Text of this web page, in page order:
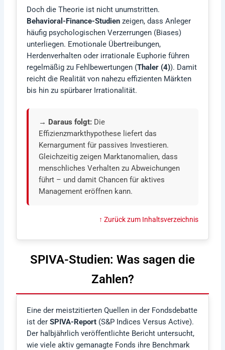
Doch die Theorie ist nicht unumstritten.
Behavioral-Finance-Studien zeigen, dass Anleger
häufig psychologischen Verzerrungen (Biases)
unterliegen. Emotionale Übertreibungen,
Herdenverhalten oder irrationale Euphorie führen
regelmäßig zu Fehlbewertungen (Thaler (4)). Damit
reicht die Realität von nahezu effizienten Märkten
bis hin zu spürbarer Irrationalität.
→ Daraus folgt: Die
Effizienzmarkthypothese liefert das
Kernargument für passives Investieren.
Gleichzeitig zeigen Marktanomalien, dass
menschliches Verhalten zu Abweichungen
führt – und damit Chancen für aktives
Management eröffnen kann.
↑ Zurück zum Inhaltsverzeichnis
SPIVA-Studien: Was sagen die
Zahlen?
Eine der meistzitierten Quellen in der Fondsdebatte
ist derSPIVA-Report (S&P Indices Versus Active).
Der halbjährlich veröffentlichte Bericht untersucht,
wie viele aktiv gemanagte Fonds ihre Benchmark